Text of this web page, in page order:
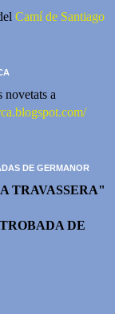
Camí de Santiago
novetats a
DE GERMANOR
TRAVASSERA"
DE